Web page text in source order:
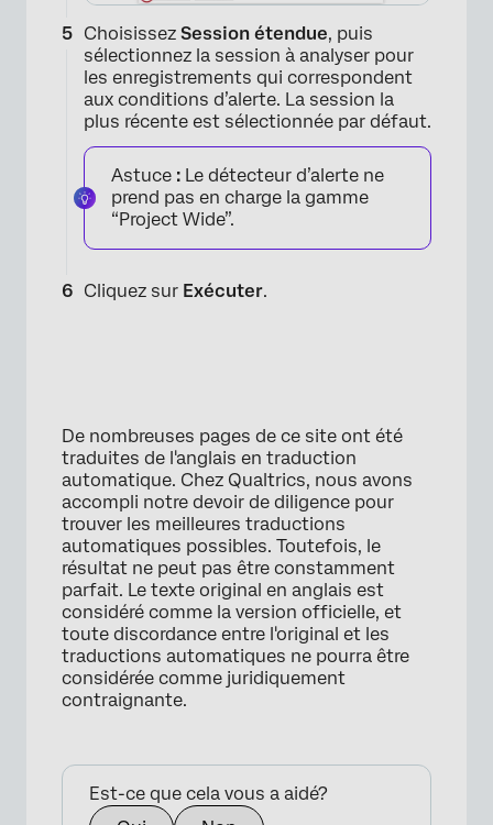
×
Choisissez Session étendue, puis
sélectionnez la session à analyser pour
les enregistrements qui correspondent
aux conditions d’alerte. La session la
plus récente est sélectionnée par défaut.
Astuce : Le détecteur d’alerte ne
prend pas en charge la gamme
“Project Wide”.
Cliquez sur Exécuter.
De nombreuses pages de ce site ont été
traduites de l'anglais en traduction
automatique. Chez Qualtrics, nous avons
accompli notre devoir de diligence pour
trouver les meilleures traductions
automatiques possibles. Toutefois, le
résultat ne peut pas être constamment
parfait. Le texte original en anglais est
considéré comme la version officielle, et
toute discordance entre l'original et les
traductions automatiques ne pourra être
considérée comme juridiquement
contraignante.
Est-ce que cela vous a aidé?